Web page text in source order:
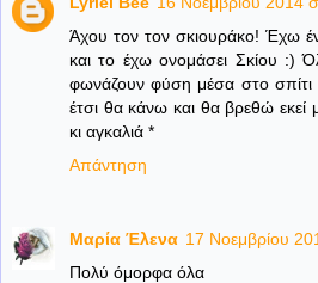
Άχου τον τον σκιουράκο! Έχω
και το έχω ονομάσει Σκίου :)
φωνάζουν φύση μέσα στο
έτσι θα κάνω και θα βρεθώ εκεί
κι αγκαλιά *
Απάντηση
Μαρία Έλενα 17 Νοεμβρίου
Πολύ όμορφα όλα